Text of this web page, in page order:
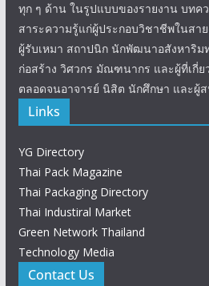
ทุก ๆ ด้าน ในรูปแบบของรายงาน บทค
สาระความรู้แก่ผู้ประกอบวิชาชีพในสา
ผู้รับเหมา สถาปนิก นักพัฒนาอสังหาริม
ก่อสร้าง วิศวกร มัณฑนากร และผู้ที่เกี่ย
ตลอดจนอาจารย์ นิสิต นักศึกษา และผู้
Links
YG Directory
Thai Pack Magazine
Thai Packaging Directory
Thai Industiral Market
Green Network Thailand
Technology Media
Contact Us